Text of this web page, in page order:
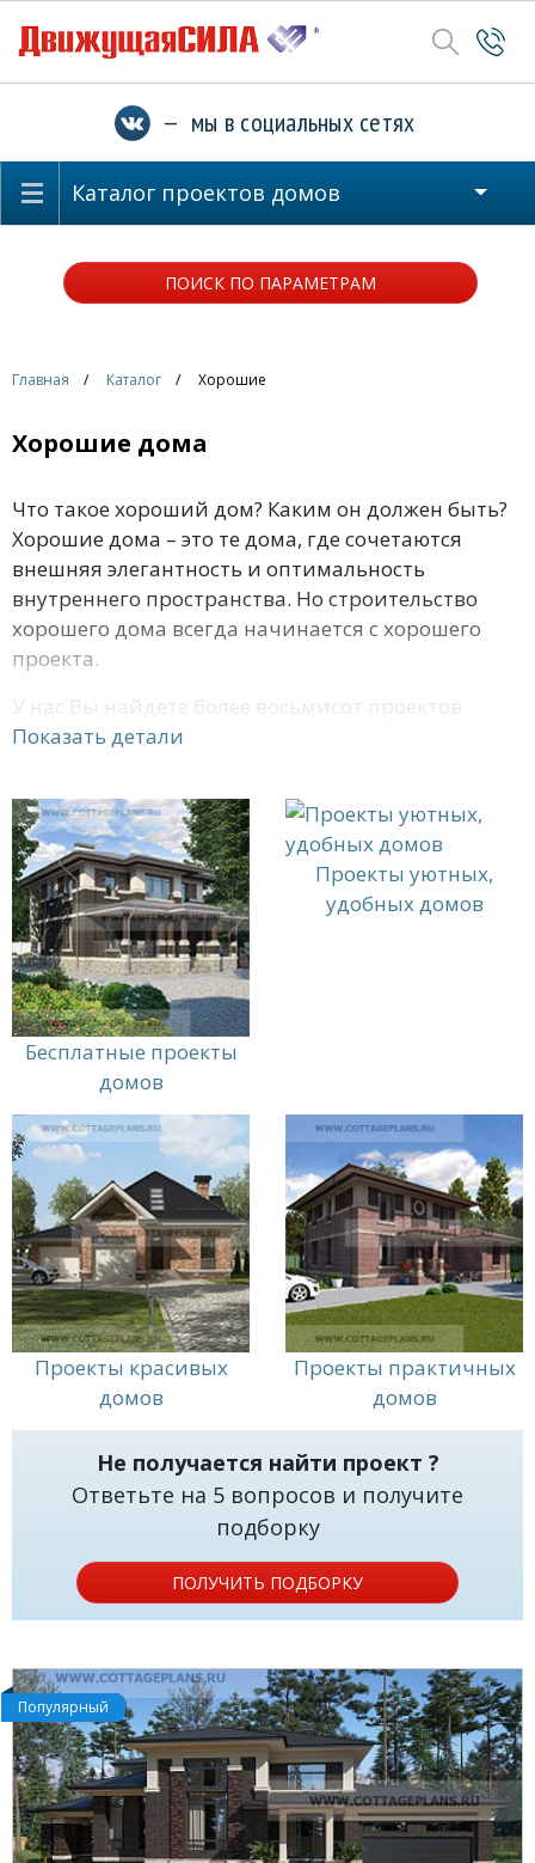
— мы в социальных сетях
Каталог проектов домов
ПОИСК ПО ПАРАМЕТРАМ
Главная Каталог Хорошие
Хорошие дома
Что такое хороший дом? Каким он должен быть?
Хорошие дома – это те дома, где сочетаются
внешняя элегантность и оптимальность
внутреннего пространства. Но строительство
хорошего дома всегда начинается с хорошего
проекта.
У нас Вы найдете более восьмисот проектов
хороших домов с учетом земельного участка. Все
документацией и 3D-визуализацией, а также
специалисты подготовят смету на строительные
материалы. На нашем сайте Вы можете также
заказать и строительные материалы. Если Вы
покупаете у нас комплект материалов для
несущих стен, то проект дома Вы получаете
бесплатно.
Показать детали
Бесплатные проекты
домов
Проекты уютных,
удобных домов
Проекты красивых
домов
Проекты практичных
домов
Не получается найти проект ?
Ответьте на 5 вопросов и получите
подборку
ПОЛУЧИТЬ ПОДБОРКУ
Популярный